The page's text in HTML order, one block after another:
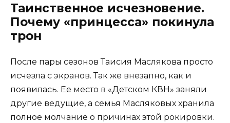
Таинственное исчезновение.
Почему «принцесса» покинула
трон
После пары сезонов Таисия Маслякова просто
исчезла с экранов. Так же внезапно, как и
появилась. Ее место в «Детском КВН» заняли
другие ведущие, а семья Масляковых хранила
полное молчание о причинах этой рокировки.